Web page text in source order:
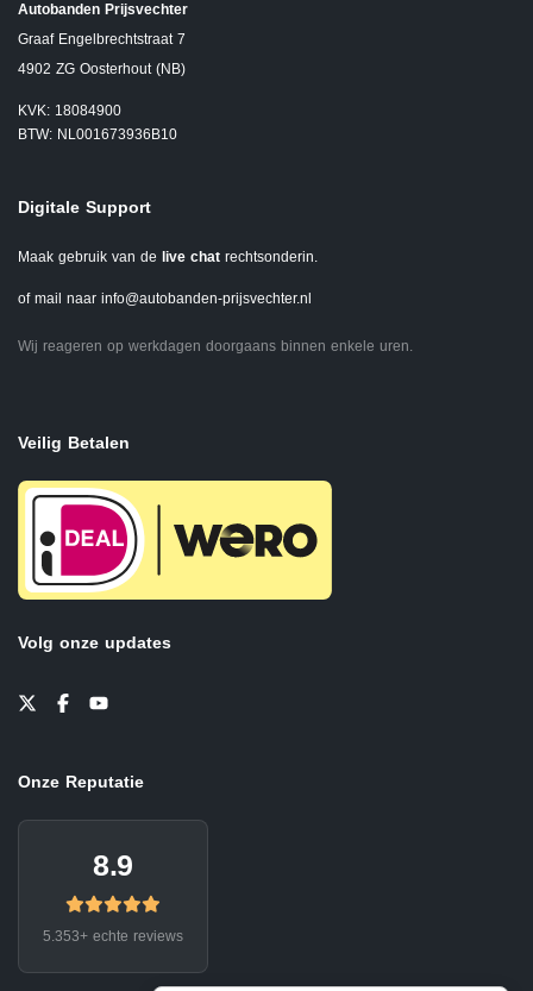
Autobanden Prijsvechter
Graaf Engelbrechtstraat 7
4902 ZG Oosterhout (NB)
KVK: 18084900
BTW: NL001673936B10
Digitale Support
Maak gebruik van de live chat rechtsonderin.
of mail naar info@autobanden-prijsvechter.nl
Wij reageren op werkdagen doorgaans binnen enkele uren.
Veilig Betalen
Volg onze updates
Onze Reputatie
8.9
5.353+ echte reviews